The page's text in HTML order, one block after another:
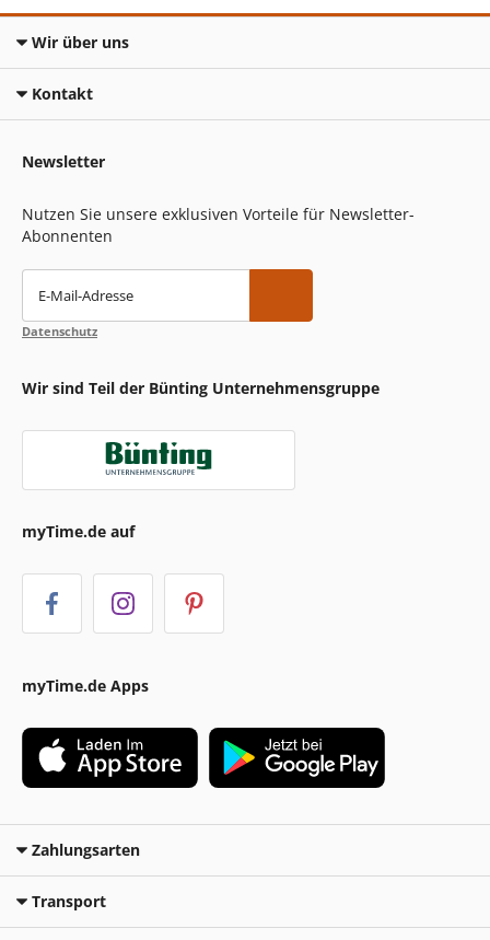
Wir über uns
Kontakt
Newsletter
Nutzen Sie unsere exklusiven Vorteile für Newsletter-
Abonnenten
E-Mail-Adresse
Datenschutz
Wir sind Teil der Bünting Unternehmensgruppe
myTime.de auf
myTime.de Apps
Zahlungsarten
Transport